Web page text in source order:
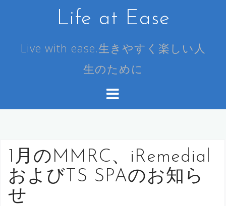
ッ
Life at Ease
Live with ease.生きやすく楽しい人
生のために
1月のMMRC、iRemedial
およびTS SPAのお知ら
せ